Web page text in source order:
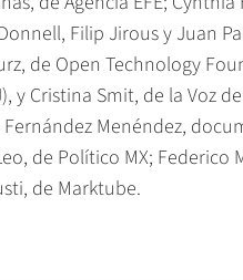
Filip Jirous y Juan
de Open Technology
Cristina Smit, de la Voz de
Menéndez,
de Político MX; Federico
de Marktube.